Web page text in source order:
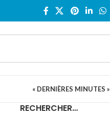
« DERNIÈRES MINUTES »
RECHERCHER…